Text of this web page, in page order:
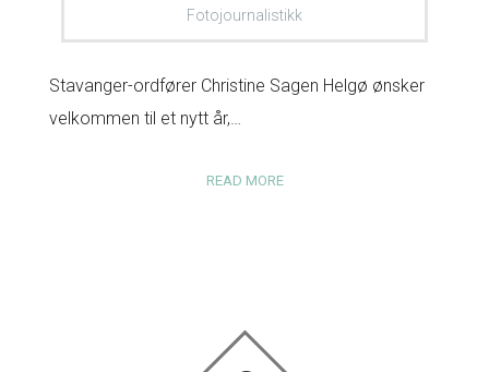
Fotojournalistikk
Stavanger-ordfører Christine Sagen Helgø ønsker
velkommen til et nytt år,…
READ MORE